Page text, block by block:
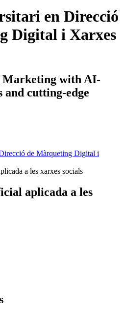
en Direcció
Digital i Xarxes
Marketing with AI-
and cutting-edge
de Màrqueting Digital i
a les xarxes socials
aplicada a les